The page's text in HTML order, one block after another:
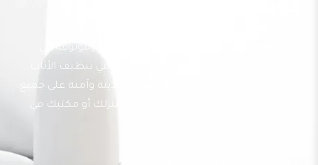
تقدم كويتي كلين خدمة غسيل كنب احترافية وموثوقة في
منطقة الجهراء الصناعية. نحن نتخصص في تنظيف الأثاث
بأعلى معايير الجودة باستخدام معدات حديثة وآمنة على جميع
أنواع الأقمشة. فريقنا المدرب يصل إلى منزلك أو مكتبك في